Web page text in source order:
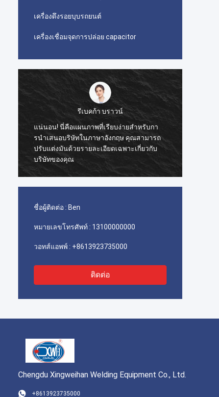
เครื่องดึงรอยบุบรถยนต์
เครื่องเชื่อมจุดการปล่อย capacitor
รีเบคก้า บราวน์
แน่นอน! นี่คือแผนภาพที่เรียบง่ายสําหรับกา
รนําเสนอบริษัทในภาษาอังกฤษ คุณสามารถ
ปรับแต่งมันด้วยรายละเอียดเฉพาะเกี่ยวกับ
บริษัทของคุณ
ชื่อผู้ติดต่อ : Ben
หมายเลขโทรศัพท์ : 13100000000
วอทส์แอพพ์ : +8613923735000
ติดต่อ
Chengdu Xingweihan Welding Equipment Co., Ltd.
+8613923735000